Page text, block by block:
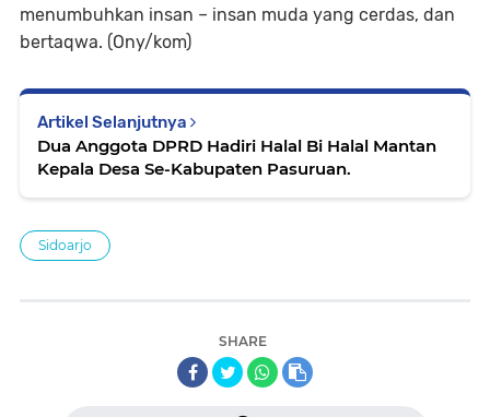
menumbuhkan insan – insan muda yang cerdas, dan
bertaqwa. (Ony/kom)
Artikel Selanjutnya
Dua Anggota DPRD Hadiri Halal Bi Halal Mantan
Kepala Desa Se-Kabupaten Pasuruan.
Sidoarjo
SHARE